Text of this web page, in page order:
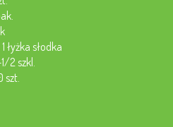
łyżka słodka
2 szkl.
szt.